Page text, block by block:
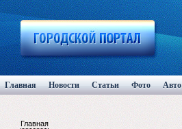
Главная Новости Статьи Фото Авто
Главная